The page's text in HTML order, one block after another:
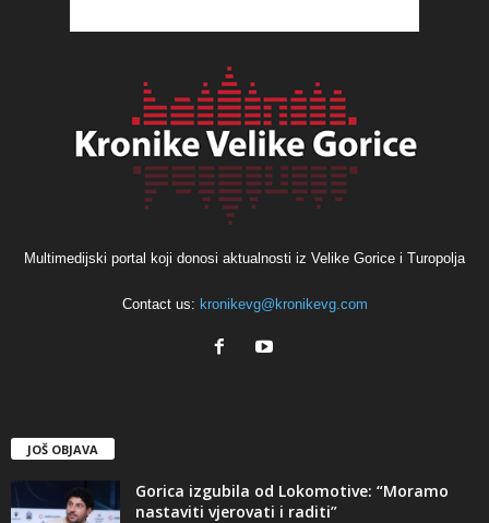
Multimedijski portal koji donosi aktualnosti iz Velike Gorice i Turopolja
Contact us: kronikevg@kronikevg.com
JOŠ OBJAVA
Gorica izgubila od Lokomotive: “Moramo
nastaviti vjerovati i raditi”